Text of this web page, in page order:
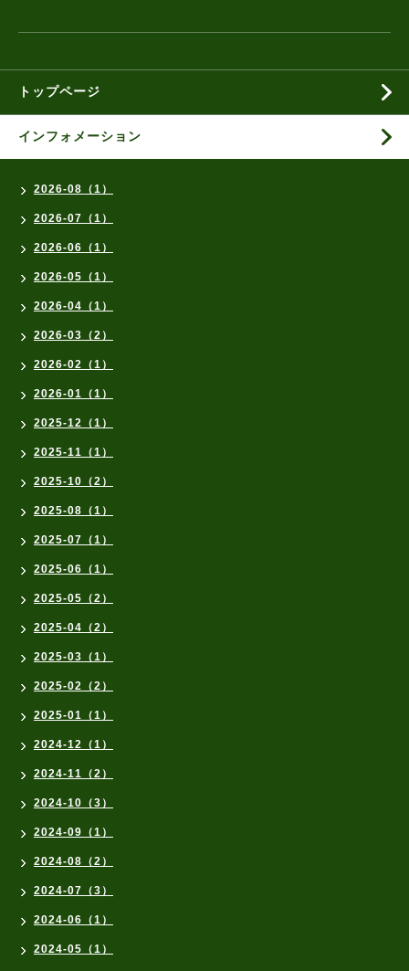
トップページ
インフォメーション
2026-08（1）
2026-07（1）
2026-06（1）
2026-05（1）
2026-04（1）
2026-03（2）
2026-02（1）
2026-01（1）
2025-12（1）
2025-11（1）
2025-10（2）
2025-08（1）
2025-07（1）
2025-06（1）
2025-05（2）
2025-04（2）
2025-03（1）
2025-02（2）
2025-01（1）
2024-12（1）
2024-11（2）
2024-10（3）
2024-09（1）
2024-08（2）
2024-07（3）
2024-06（1）
2024-05（1）